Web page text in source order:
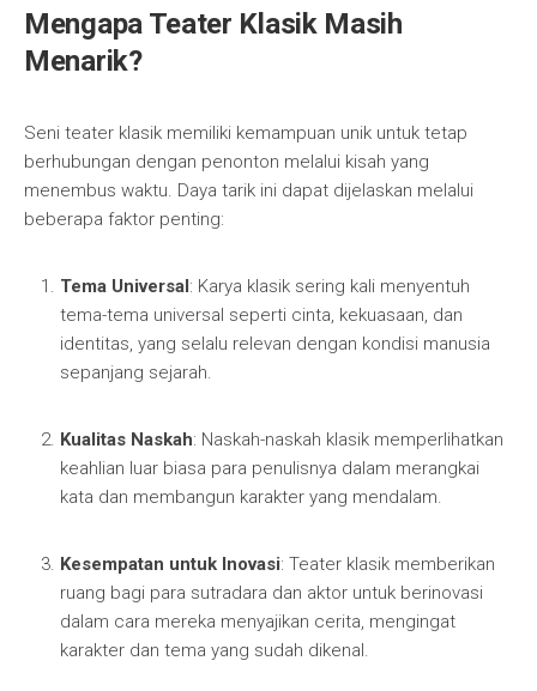
Mengapa Teater Klasik Masih
Menarik?
Seni teater klasik memiliki kemampuan unik untuk tetap
berhubungan dengan penonton melalui kisah yang
menembus waktu. Daya tarik ini dapat dijelaskan melalui
beberapa faktor penting:
Tema Universal: Karya klasik sering kali menyentuh
tema-tema universal seperti cinta, kekuasaan, dan
identitas, yang selalu relevan dengan kondisi manusia
sepanjang sejarah.
Kualitas Naskah: Naskah-naskah klasik memperlihatkan
keahlian luar biasa para penulisnya dalam merangkai
kata dan membangun karakter yang mendalam.
Kesempatan untuk Inovasi: Teater klasik memberikan
ruang bagi para sutradara dan aktor untuk berinovasi
dalam cara mereka menyajikan cerita, mengingat
karakter dan tema yang sudah dikenal.